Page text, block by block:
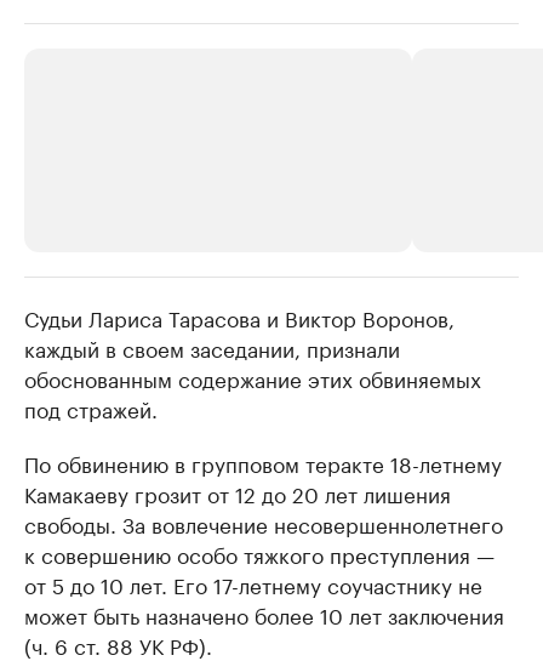
Крупнейшие производители и
продавцы медийной продукции
Ознакомьтесь с информацией в каталоге
Судьи Лариса Тарасова и Виктор Воронов,
каждый в своем заседании, признали
обоснованным содержание этих обвиняемых
под стражей.
По обвинению в групповом теракте 18-летнему
Камакаеву грозит от 12 до 20 лет лишения
свободы. За вовлечение несовершеннолетнего
к совершению особо тяжкого преступления —
от 5 до 10 лет. Его 17-летнему соучастнику не
может быть назначено более 10 лет заключения
(ч. 6 ст. 88 УК РФ).